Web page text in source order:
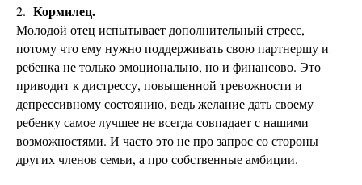
2. Кормилец.
Молодой отец испытывает дополнительный стресс,
потому что ему нужно поддерживать свою партнершу и
ребенка не только эмоционально, но и финансово. Это
приводит к дистрессу, повышенной тревожности и
депрессивному состоянию, ведь желание дать своему
ребенку самое лучшее не всегда совпадает с нашими
возможностями. И часто это не про запрос со стороны
других членов семьи, а про собственные амбиции.